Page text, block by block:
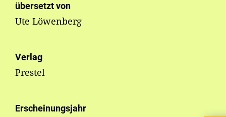
übersetzt von
Ute Löwenberg
Verlag
Prestel
Erscheinungsjahr